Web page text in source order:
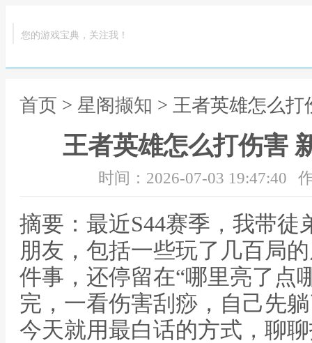
您的游戏宝典，关注我！
首页 > 星阁撷知 > 王者英雄怎么
王者英雄怎么打伤害
时间：2026-07-03 19:47:40
摘要：最近S44赛季，我带
朋友，包括一些玩了几百局
件事，还停留在“哪里亮了点
完，一看伤害刮痧，自己先
今天就用最白话的方式，聊